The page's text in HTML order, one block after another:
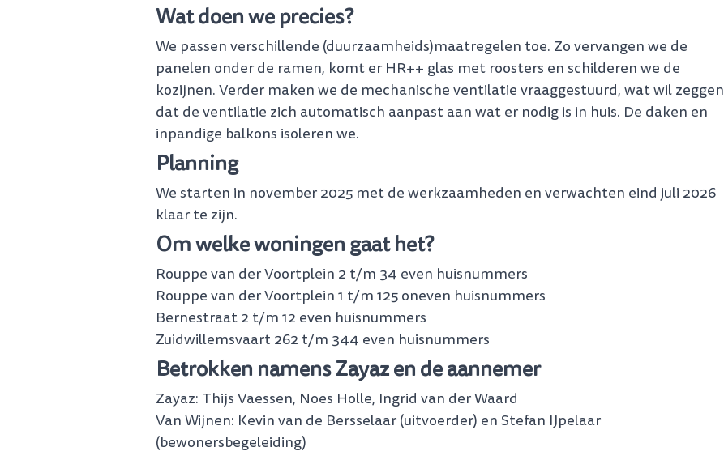
Wat doen we precies?
We passen verschillende (duurzaamheids)maatregelen toe. Zo vervangen we de
panelen onder de ramen, komt er HR++ glas met roosters en schilderen we de
kozijnen. Verder maken we de mechanische ventilatie vraaggestuurd, wat wil zeggen
dat de ventilatie zich automatisch aanpast aan wat er nodig is in huis. De daken en
inpandige balkons isoleren we.
Planning
We starten in november 2025 met de werkzaamheden en verwachten eind juli 2026
klaar te zijn.
Om welke woningen gaat het?
Rouppe van der Voortplein 2 t/m 34 even huisnummers
Rouppe van der Voortplein 1 t/m 125 oneven huisnummers
Bernestraat 2 t/m 12 even huisnummers
Zuidwillemsvaart 262 t/m 344 even huisnummers
Betrokken namens Zayaz en de aannemer
Zayaz: Thijs Vaessen, Noes Holle, Ingrid van der Waard
Van Wijnen: Kevin van de Bersselaar (uitvoerder) en Stefan IJpelaar
(bewonersbegeleiding)